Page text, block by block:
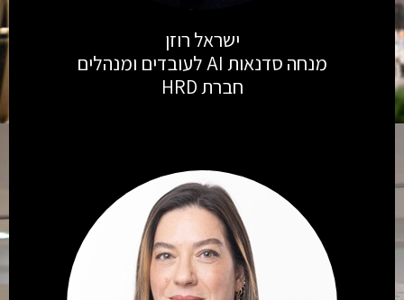
ישראל רוזן
מנחה סדנאות AI לעובדים ומנהלים
חברת HRD